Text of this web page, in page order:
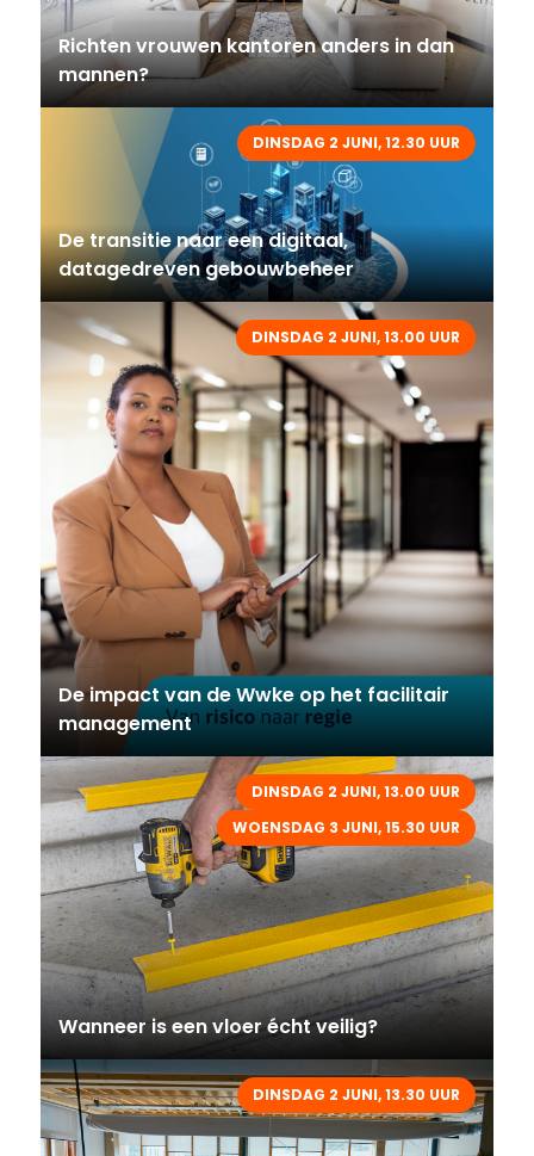
Richten vrouwen kantoren anders in dan
mannen?
DINSDAG 2 JUNI, 12.30 UUR
De transitie naar een digitaal,
datagedreven gebouwbeheer
DINSDAG 2 JUNI, 13.00 UUR
De impact van de Wwke op het facilitair
management
DINSDAG 2 JUNI, 13.00 UUR
WOENSDAG 3 JUNI, 15.30 UUR
Wanneer is een vloer écht veilig?
DINSDAG 2 JUNI, 13.30 UUR